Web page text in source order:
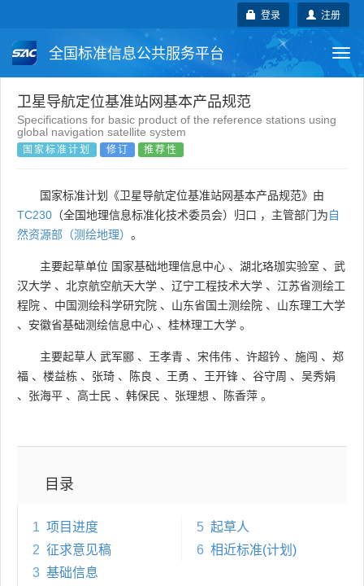
注册
登录
全国标准信息公共服务平台
国家标准 行业标准
团体标准 企业标准
卫星导航定位基准站网基本产品规范
Specifications for basic product of the reference stations using
global navigation satellite system
国家标准计划 修订 推荐性
国家标准计划《卫星导航定位基准站网基本产品规范》由
TC230 （全国地理信息标准化技术委员会）归口 ，主管部门为自
然资源部（测绘地理） 。
主要起草单位 国家基础地理信息中心 、 湖北珞珈实验室 、 武
汉大学 、 北京航空航天大学 、 辽宁工程技术大学 、 江苏省测绘工
程院 、 中国测绘科学研究院 、 山东省国土测绘院 、 山东理工大学
、 安徽省基础测绘信息中心 、 桂林理工大学 。
主要起草人 武军郦 、 王孝青 、 宋伟伟 、 许超钤 、 施闯 、 郑
福 、 楼益栋 、 张琦 、 陈良 、 王勇 、 王开锋 、 谷守周 、 吴秀娟
、 张海平 、 高士民 、 韩保民 、 张理想 、 陈香萍 。
目录
1 项目进度
2 征求意见稿
3 基础信息
5 起草人
6 相近标准(计划)